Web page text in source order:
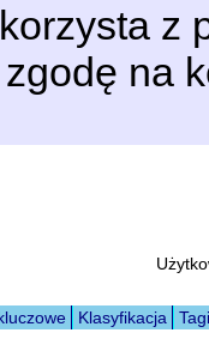
z
na
Klasyfikacja
Tagi